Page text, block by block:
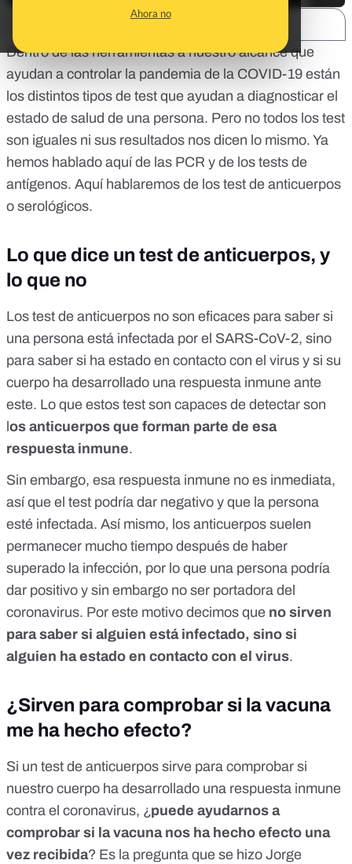
Ahora no
Dentro de las herramientas a nuestro alcance que
ayudan a controlar la pandemia de la COVID-19 están
los distintos tipos de test que ayudan a diagnosticar el
estado de salud de una persona. Pero no todos los test
son iguales ni sus resultados nos dicen lo mismo. Ya
hemos hablado aquí de las PCR y de los tests de
antígenos. Aquí hablaremos de los test de anticuerpos
o serológicos.
Lo que dice un test de anticuerpos, y
lo que no
Los test de anticuerpos no son eficaces para saber si
una persona está infectada por el SARS-CoV-2, sino
para saber si ha estado en contacto con el virus y si su
cuerpo ha desarrollado una respuesta inmune ante
este. Lo que estos test son capaces de detectar son
os anticuerpos que forman parte de esa
respuesta inmune.
Sin embargo, esa respuesta inmune no es inmediata,
así que el test podría dar negativo y que la persona
esté infectada. Así mismo, los anticuerpos suelen
permanecer mucho tiempo después de haber
superado la infección, por lo que una persona podría
dar positivo y sin embargo no ser portadora del
coronavirus. Por este motivo decimos que no sirven
para saber si alguien está infectado, sino si
alguien ha estado en contacto con el virus.
¿Sirven para comprobar si la vacuna
me ha hecho efecto?
Si un test de anticuerpos sirve para comprobar si
nuestro cuerpo ha desarrollado una respuesta inmune
contra el coronavirus, ¿puede ayudarnos a
comprobar si la vacuna nos ha hecho efecto una
vez recibida? Es la pregunta que se hizo Jorge